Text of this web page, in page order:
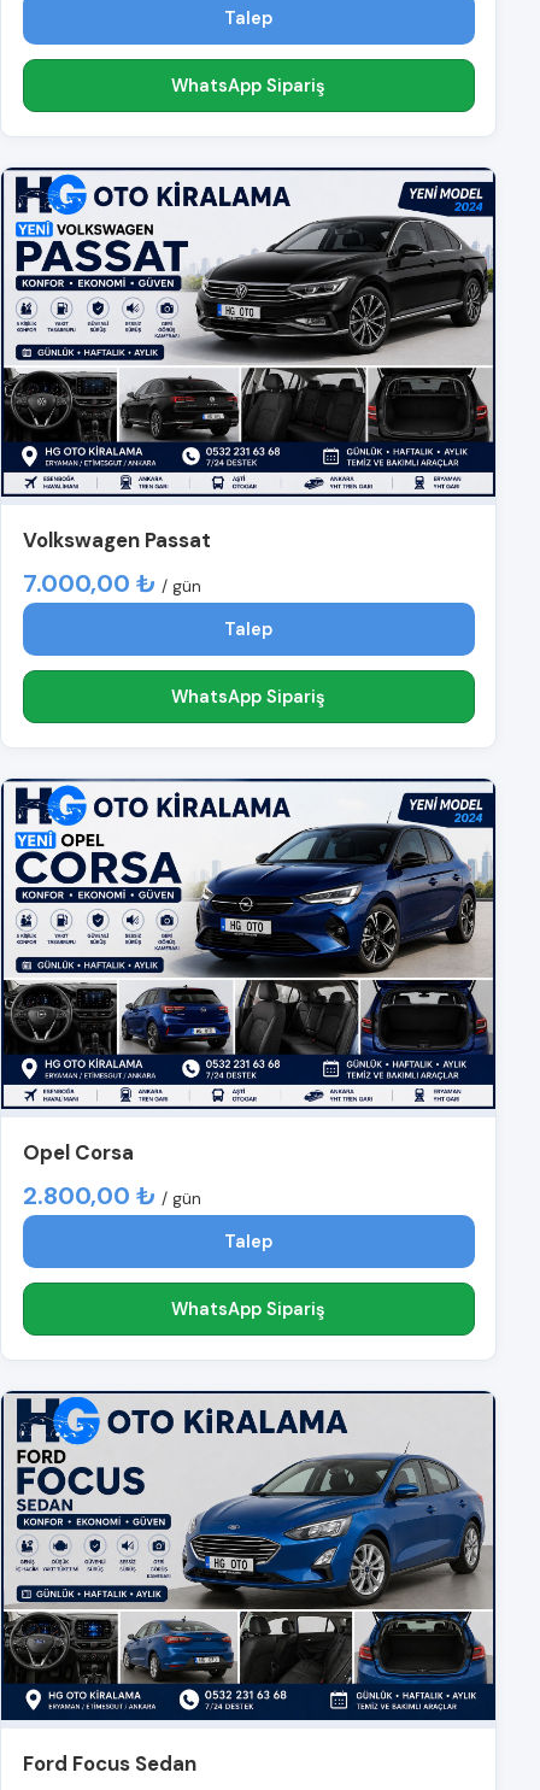
Talep
WhatsApp Sipariş
Volkswagen Passat
7.000,00 ₺ / gün
Talep
WhatsApp Sipariş
Opel Corsa
2.800,00 ₺ / gün
Talep
WhatsApp Sipariş
Ford Focus Sedan